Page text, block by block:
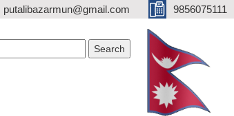
putalibazarmun@gmail.com 9856075111